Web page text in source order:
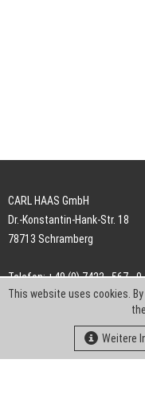
CARL HAAS GmbH
Dr.-Konstantin-Hank-Str. 18
78713 Schramberg
Telefon: +49 (0) 7422 . 567 - 0
Telefax: +49 (0) 7422 . 567 -
info-ch@kern-
This website uses cookies.
Weitere